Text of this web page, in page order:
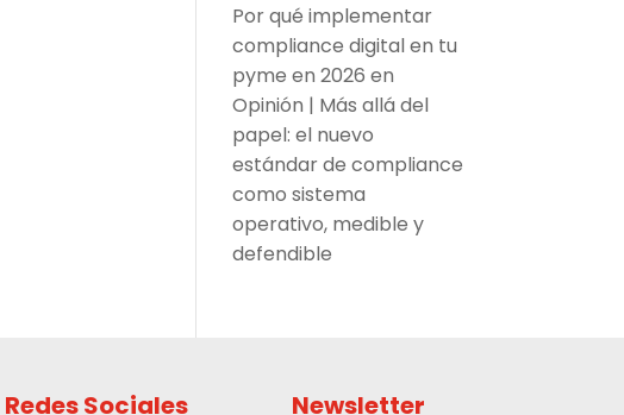
Por qué implementar
compliance digital en tu
pyme en 2026 en
Opinión | Más allá del
papel: el nuevo
estándar de compliance
como sistema
operativo, medible y
defendible
Redes Sociales Newsletter